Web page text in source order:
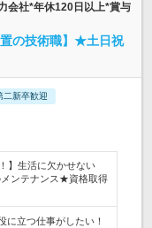
会社*年休120日以上*賞与
の技術職】★土日祝
二新卒歓迎
】生活に欠かせない
メンテナンス★資格取得
に立つ仕事がしたい！